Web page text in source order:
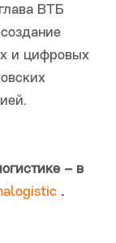
ВТБ
и цифровых
– в
.